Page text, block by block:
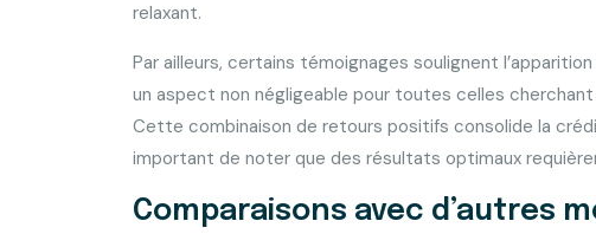
relaxant.
Par ailleurs, certains témoignages soulignent
un aspect non négligeable pour toutes celles
Cette combinaison de retours positifs consolide la
important de noter que des résultats optimaux
Comparaisons avec d’autres